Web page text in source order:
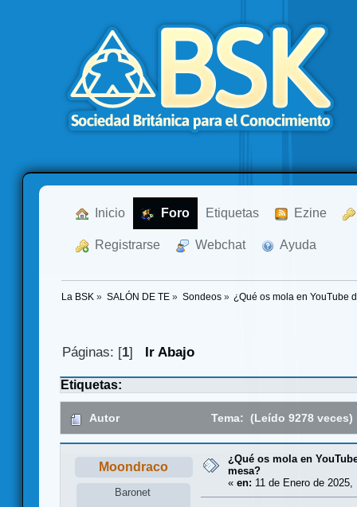
Inicio Foro Etiquetas Ezine
Registrarse Webchat Ayuda
La BSK » SALÓN DE TE » Sondeos» ¿Qué os mola en YouTube
Páginas: [1] Ir Abajo
Etiquetas:
Autor Tema: (Leído 9278 veces)
Moondraco
Baronet
¿Qué os mola en
mesa?
« en: 11 de Enero de 2025,